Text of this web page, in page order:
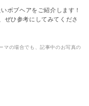
ボブヘアをご紹介します！
ぜひ参考にしてみてくださ
マの場合でも、記事中のお写真の